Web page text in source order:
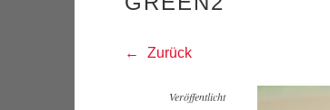
Zurück
Veröffentlicht